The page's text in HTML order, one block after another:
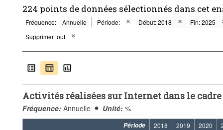
224 points de données sélectionnés dans cet
Fréquence: Annuelle Période: Début: 2018
Fin: 2025
Supprimer tout
Activités réalisées sur Internet dans le
Fréquence: Annuelle Unité: %
Période 2018 2019 2020